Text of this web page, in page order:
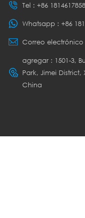
Tel : +86
Whatsapp : +86
Correo electrónico
agregar : 1501-3,
Park, Jimei
China